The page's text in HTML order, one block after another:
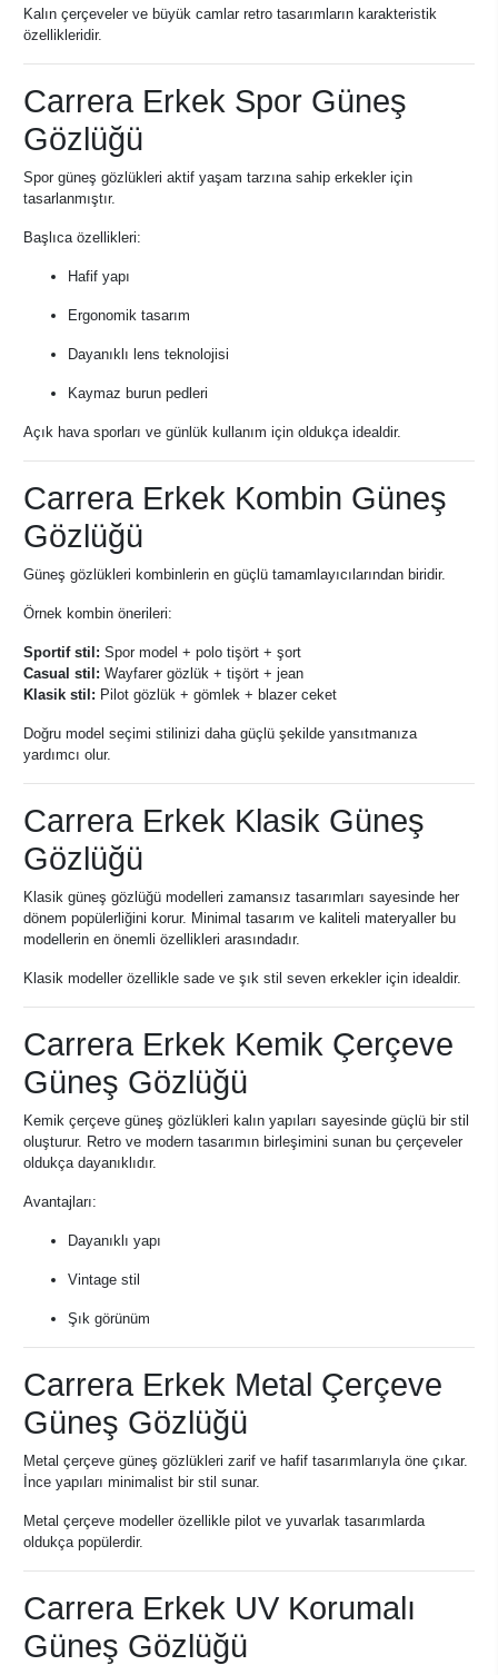
Kalın çerçeveler ve büyük camlar retro tasarımların karakteristik
özellikleridir.
Carrera Erkek Spor Güneş
Gözlüğü
Spor güneş gözlükleri aktif yaşam tarzına sahip erkekler için
tasarlanmıştır.
Başlıca özellikleri:
Hafif yapı
Ergonomik tasarım
Dayanıklı lens teknolojisi
Kaymaz burun pedleri
Açık hava sporları ve günlük kullanım için oldukça idealdir.
Carrera Erkek Kombin Güneş
Gözlüğü
Güneş gözlükleri kombinlerin en güçlü tamamlayıcılarından biridir.
Örnek kombin önerileri:
Sportif stil: Spor model + polo tişört + şort
Casual stil: Wayfarer gözlük + tişört + jean
Klasik stil: Pilot gözlük + gömlek + blazer ceket
Doğru model seçimi stilinizi daha güçlü şekilde yansıtmanıza
yardımcı olur.
Carrera Erkek Klasik Güneş
Gözlüğü
Klasik güneş gözlüğü modelleri zamansız tasarımları sayesinde her
dönem popülerliğini korur. Minimal tasarım ve kaliteli materyaller bu
modellerin en önemli özellikleri arasındadır.
Klasik modeller özellikle sade ve şık stil seven erkekler için idealdir.
Carrera Erkek Kemik Çerçeve
Güneş Gözlüğü
Kemik çerçeve güneş gözlükleri kalın yapıları sayesinde güçlü bir stil
oluşturur. Retro ve modern tasarımın birleşimini sunan bu çerçeveler
oldukça dayanıklıdır.
Avantajları:
Dayanıklı yapı
Vintage stil
Şık görünüm
Carrera Erkek Metal Çerçeve
Güneş Gözlüğü
Metal çerçeve güneş gözlükleri zarif ve hafif tasarımlarıyla öne çıkar.
İnce yapıları minimalist bir stil sunar.
Metal çerçeve modeller özellikle pilot ve yuvarlak tasarımlarda
oldukça popülerdir.
Carrera Erkek UV Korumalı
Güneş Gözlüğü